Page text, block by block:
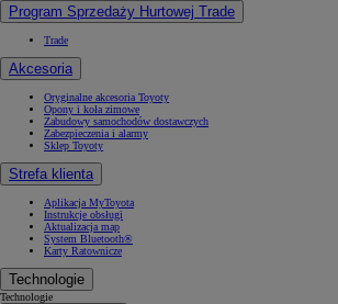
Program Sprzedaży Hurtowej Trade
Trade
Akcesoria
Oryginalne akcesoria Toyoty
Opony i koła zimowe
Zabudowy samochodów dostawczych
Zabezpieczenia i alarmy
Sklep Toyoty
Strefa klienta
Aplikacja MyToyota
Instrukcje obsługi
Aktualizacja map
System Bluetooth®
Karty Ratownicze
Technologie
Technologie